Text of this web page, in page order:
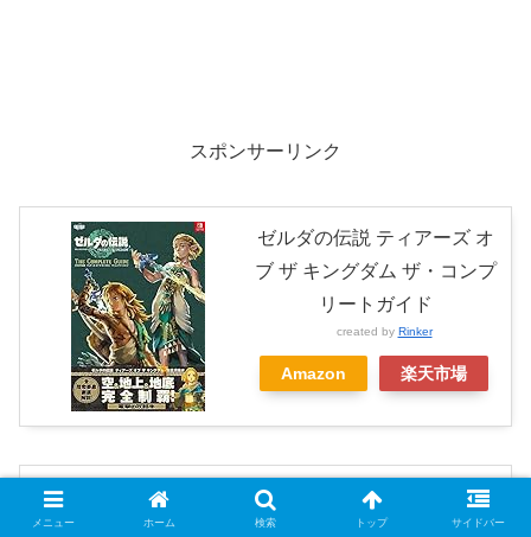
スポンサーリンク
ゼルダの伝説 ティアーズ オ
ブ ザ キングダム ザ・コンプ
リートガイド
created by Rinker
Amazon 楽天市場
ゼルダの伝説 ティアーズ オ
ブ ザ キングダム パーフェク
メニュー ホーム 検索 トップ サイドバー